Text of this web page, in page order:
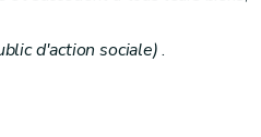
d'action sociale).